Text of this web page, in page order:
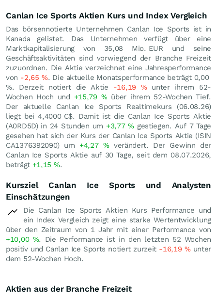
Canlan Ice Sports Aktien Kurs und Index Vergleich
Das börsennotierte Unternehmen Canlan Ice Sports ist in
Kanada gelistet. Das Unternehmen verfügt über eine
Marktkapitalisierung von 35,08 Mio. EUR und seine
Geschäftsaktivitäten sind vorwiegend der Branche Freizeit
zuzuordnen. Die Aktie verzeichnet eine Jahresperformance
von -2,65 %. Die aktuelle Monatsperformance beträgt 0,00
%. Derzeit notiert die Aktie -16,19 %unter ihrem 52-
Wochen Hoch und +15,79 %über ihrem 52-Wochen Tief.
Der aktuelle Canlan Ice Sports Realtimekurs (06.08.26)
liegt bei 4,4000 C$. Damit ist die Canlan Ice Sports Aktie
(A0RD5D) in 24 Stunden um +3,77% gestiegen. Auf 7 Tage
gesehen hat sich der Kurs der Canlan Ice Sports Aktie (ISIN
CA1376392090) um +4,27 %verändert. Der Gewinn der
Canlan Ice Sports Aktie auf 30 Tage, seit dem 08.07.2026,
beträgt +1,15 %.
Kursziel Canlan Ice Sports und Analysten
Einschätzungen
Die Canlan Ice Sports Aktien Kurs Performance und
ein Index Vergleich zeigt eine starke Wertentwicklung
über den Zeitraum von 1 Jahr mit einer Performance von
+10,00 %. Die Performance ist in den letzten 52 Wochen
positiv und Canlan Ice Sports notiert zurzeit -16,19 %unter
dem 52-Wochen Hoch.
Aktien aus der Branche Freizeit